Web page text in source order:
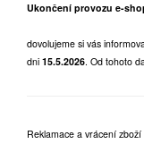
Ukončení provozu e-
dovolujeme si vás
dni 15.5.2026. Od tohoto
Reklamace a vrácení zboží